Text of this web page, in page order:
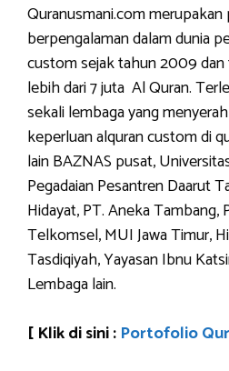
Quranusmani.com merupakan
berpengalaman dalam dunia
custom sejak tahun 2009
lebih dari 7 juta Al Quran.
sekali lembaga yang
keperluan alquran custom di
lain BAZNAS pusat,
Pegadaian Pesantren Daarut
Hidayat, PT. Aneka Tambang,
Telkomsel, MUI Jawa Timur,
Tasdiqiyah, Yayasan Ibnu
Lembaga lain.
[ Klik di sini : Portofolio